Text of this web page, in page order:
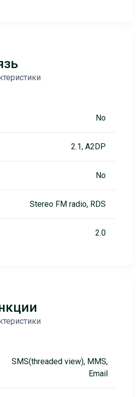
No
2.1, A2DP
No
Stereo FM radio, RDS
2.0
SMS(threaded view), MMS,
Email